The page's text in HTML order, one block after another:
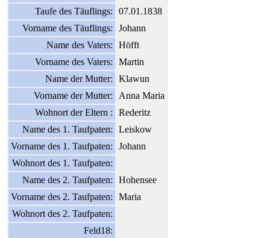
Taufe des Täuflings:
07.01.1838
Vorname des Täuflings:
Johann
Name des Vaters:
Höfft
Vorname des Vaters:
Martin
Name der Mutter:
Klawun
Vorname der Mutter:
Anna Maria
Wohnort der Eltern :
Rederitz
Name des 1. Taufpaten:
Leiskow
Vorname des 1. Taufpaten:
Johann
Wohnort des 1. Taufpaten:
Name des 2. Taufpaten:
Hohensee
Vorname des 2. Taufpaten:
Maria
Wohnort des 2. Taufpaten:
Feld18: